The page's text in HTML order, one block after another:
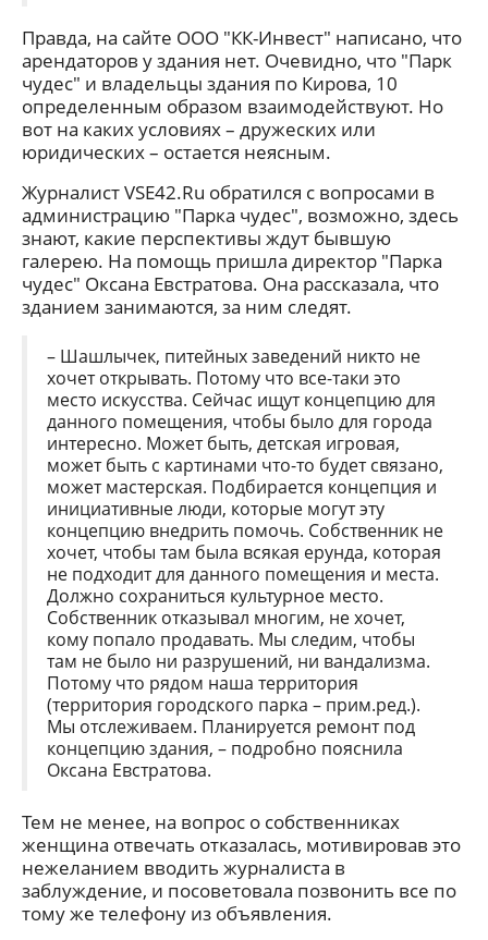
Правда, на сайте ООО "КК-Инвест" написано, что
арендаторов у здания нет. Очевидно, что "Парк
чудес" и владельцы здания по Кирова, 10
определенным образом взаимодействуют. Но
вот на каких условиях – дружеских или
юридических – остается неясным.
Журналист VSE42.Ru обратился с вопросами в
администрацию "Парка чудес", возможно, здесь
знают, какие перспективы ждут бывшую
галерею. На помощь пришла директор "Парка
чудес" Оксана Евстратова. Она рассказала, что
зданием занимаются, за ним следят.
– Шашлычек, питейных заведений никто не
хочет открывать. Потому что все-таки это
место искусства. Сейчас ищут концепцию для
данного помещения, чтобы было для города
интересно. Может быть, детская игровая,
может быть с картинами что-то будет связано,
может мастерская. Подбирается концепция и
инициативные люди, которые могут эту
концепцию внедрить помочь. Собственник не
хочет, чтобы там была всякая ерунда, которая
не подходит для данного помещения и места.
Должно сохраниться культурное место.
Собственник отказывал многим, не хочет,
кому попало продавать. Мы следим, чтобы
там не было ни разрушений, ни вандализма.
Потому что рядом наша территория
(территория городского парка – прим.ред.).
Мы отслеживаем. Планируется ремонт под
концепцию здания, – подробно пояснила
Оксана Евстратова.
Тем не менее, на вопрос о собственниках
женщина отвечать отказалась, мотивировав это
нежеланием вводить журналиста в
заблуждение, и посоветовала позвонить все по
тому же телефону из объявления.